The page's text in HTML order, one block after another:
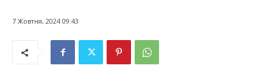
7 Жовтня, 2024 09:43